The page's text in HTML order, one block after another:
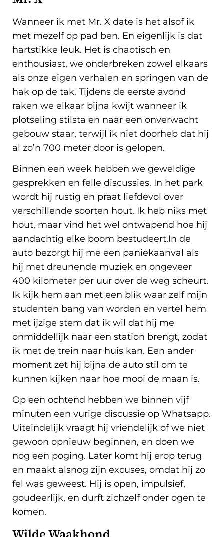
Wanneer ik met Mr. X date is het alsof ik
met mezelf op pad ben. En eigenlijk is dat
hartstikke leuk. Het is chaotisch en
enthousiast, we onderbreken zowel elkaars
als onze eigen verhalen en springen van de
hak op de tak. Tijdens de eerste avond
raken we elkaar bijna kwijt wanneer ik
plotseling stilsta en naar een onverwacht
gebouw staar, terwijl ik niet doorheb dat hij
al zo’n 700 meter door is gelopen.
Binnen een week hebben we geweldige
gesprekken en felle discussies. In het park
wordt hij rustig en praat liefdevol over
verschillende soorten hout. Ik heb niks met
hout, maar vind het wel ontwapend hoe hij
aandachtig elke boom bestudeert.In de
auto bezorgt hij me een paniekaanval als
hij met dreunende muziek en ongeveer
400 kilometer per uur over de weg scheurt.
Ik kijk hem aan met een blik waar zelf mijn
studenten bang van worden en vertel hem
met ijzige stem dat ik wil dat hij me
onmiddellijk naar een station brengt, zodat
ik met de trein naar huis kan. Een ander
moment zet hij bijna de auto stil om te
kunnen kijken naar hoe mooi de maan is.
Op een ochtend hebben we binnen vijf
minuten een vurige discussie op Whatsapp.
Uiteindelijk vraagt hij vriendelijk of we niet
gewoon opnieuw beginnen, en doen we
nog een poging. Later komt hij erop terug
en maakt alsnog zijn excuses, omdat hij zo
fel was geweest. Hij is open, impulsief,
goudeerlijk, en durft zichzelf onder ogen te
komen.